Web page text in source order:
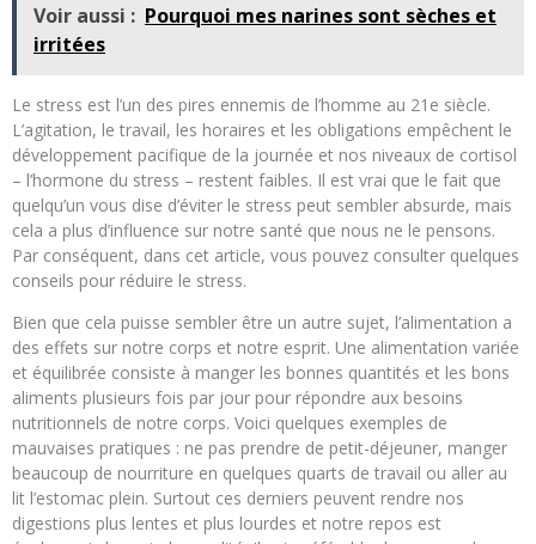
Voir aussi : Pourquoi mes narines sont sèches et
irritées
Le stress est l’un des pires ennemis de l’homme au 21e siècle.
L’agitation, le travail, les horaires et les obligations empêchent le
développement pacifique de la journée et nos niveaux de cortisol
– l’hormone du stress – restent faibles. Il est vrai que le fait que
quelqu’un vous dise d’éviter le stress peut sembler absurde, mais
cela a plus d’influence sur notre santé que nous ne le pensons.
Par conséquent, dans cet article, vous pouvez consulter quelques
conseils pour réduire le stress.
Bien que cela puisse sembler être un autre sujet, l’alimentation a
des effets sur notre corps et notre esprit. Une alimentation variée
et équilibrée consiste à manger les bonnes quantités et les bons
aliments plusieurs fois par jour pour répondre aux besoins
nutritionnels de notre corps. Voici quelques exemples de
mauvaises pratiques : ne pas prendre de petit-déjeuner, manger
beaucoup de nourriture en quelques quarts de travail ou aller au
lit l’estomac plein. Surtout ces derniers peuvent rendre nos
digestions plus lentes et plus lourdes et notre repos est